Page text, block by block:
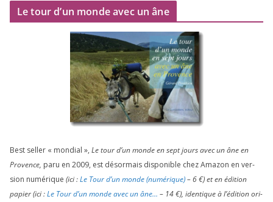
Le tour d’un monde avec un âne
Best sel­ler « mon­dial », Le tour d’un monde en sept jours avec un âne en
Provence, paru en 2009, est désor­mais dis­po­nible chez Amazon en ver­
sion numé­rique (ici :Le Tour d’un monde (numé­rique)–6€) et en édi­tion
papier (ici :Le Tour d’un monde avec un âne… – 14€), iden­tique à l’é­di­tion ori­